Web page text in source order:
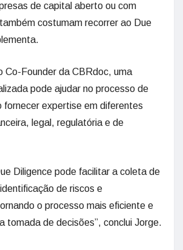
de capital aberto ou com
costumam recorrer ao Due
Co-Founder da CBRdoc, uma
pode ajudar no processo de
fornecer expertise em diferentes
legal, regulatória e de
Diligence pode facilitar a coleta de
de riscos e
o processo mais eficiente e
tomada de decisões”, conclui Jorge.